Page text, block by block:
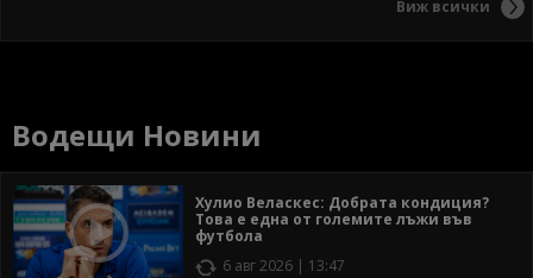
Виж всички
Водещи Новини
Хулио Веласкес: Добрата кондиция?
Това е една от големите лъжи във
футбола
6 авг 2026 | 13:47